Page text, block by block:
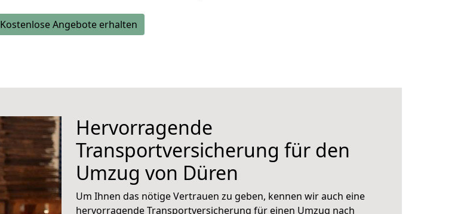
Kostenlose Angebote erhalten
Hervorragende
Transportversicherung für den
Umzug von Düren
Um Ihnen das nötige Vertrauen zu geben, kennen wir auch eine
hervorragende Transportversicherung für einen Umzug nach